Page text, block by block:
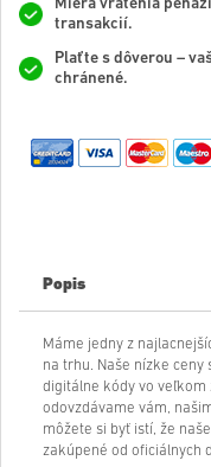
Miera vrátenia
transakcií.
Plaťte s dôverou –
chránené.
Popis
Máme jedny z
na trhu. Naše nízke ceny
digitálne kódy vo veľkom
odovzdávame vám,
môžete si byť istí, že
zakúpené od oficiálnych